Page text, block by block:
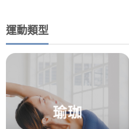
運動類型
瑜珈